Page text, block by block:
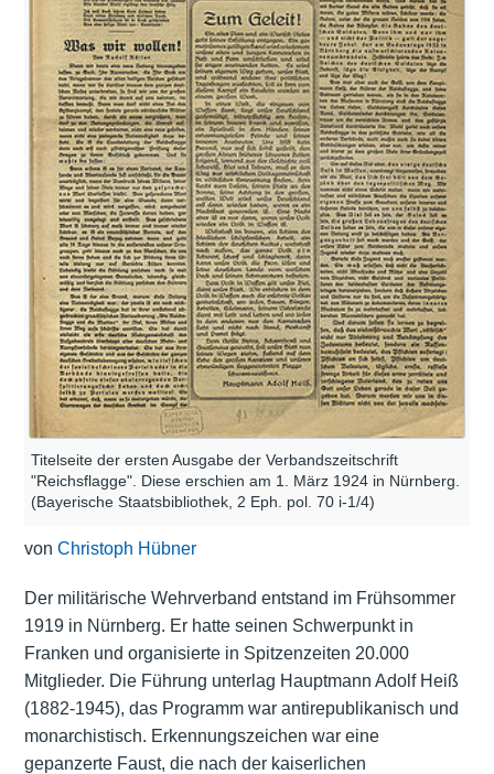
Titelseite der ersten Ausgabe der Verbandszeitschrift
"Reichsflagge". Diese erschien am 1. März 1924 in Nürnberg.
(Bayerische Staatsbibliothek, 2 Eph. pol. 70 i-1/4)
von Christoph Hübner
Der militärische Wehrverband entstand im Frühsommer
1919 in Nürnberg. Er hatte seinen Schwerpunkt in
Franken und organisierte in Spitzenzeiten 20.000
Mitglieder. Die Führung unterlag Hauptmann Adolf Heiß
(1882-1945), das Programm war antirepublikanisch und
monarchistisch. Erkennungszeichen war eine
gepanzerte Faust, die nach der kaiserlichen